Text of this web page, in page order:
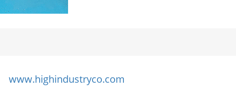
www.highindustryco.com